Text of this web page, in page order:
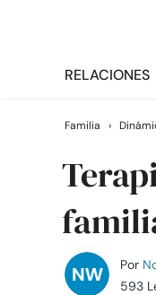
RELACIONES
Familia ›
Por
593